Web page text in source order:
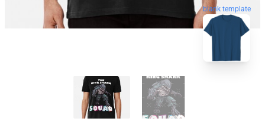
blank template